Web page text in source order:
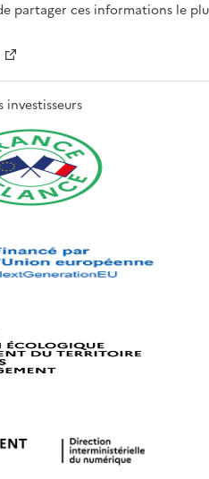
partager ces informations le
investisseurs